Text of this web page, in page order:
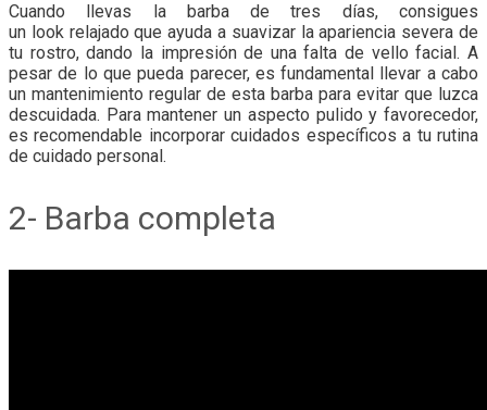
Cuando llevas la barba de tres días, consigues
un look relajado que ayuda a suavizar la apariencia severa de
tu rostro, dando la impresión de una falta de vello facial. A
pesar de lo que pueda parecer, es fundamental llevar a cabo
un mantenimiento regular de esta barba para evitar que luzca
descuidada. Para mantener un aspecto pulido y favorecedor,
es recomendable incorporar cuidados específicos a tu rutina
de cuidado personal.
2- Barba completa